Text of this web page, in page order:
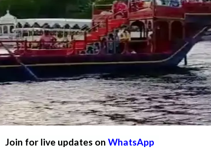
Join for live updates on WhatsApp